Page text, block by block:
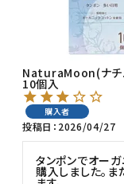
コラム・スタッフのお
ご利用ガイド等
アカウント情報
ようこそ ゲスト 様
ログイン
NaturaMoon(ナチ
10個入
購入者
投稿日 2026/04/27
タンポンでオー
購入しました。